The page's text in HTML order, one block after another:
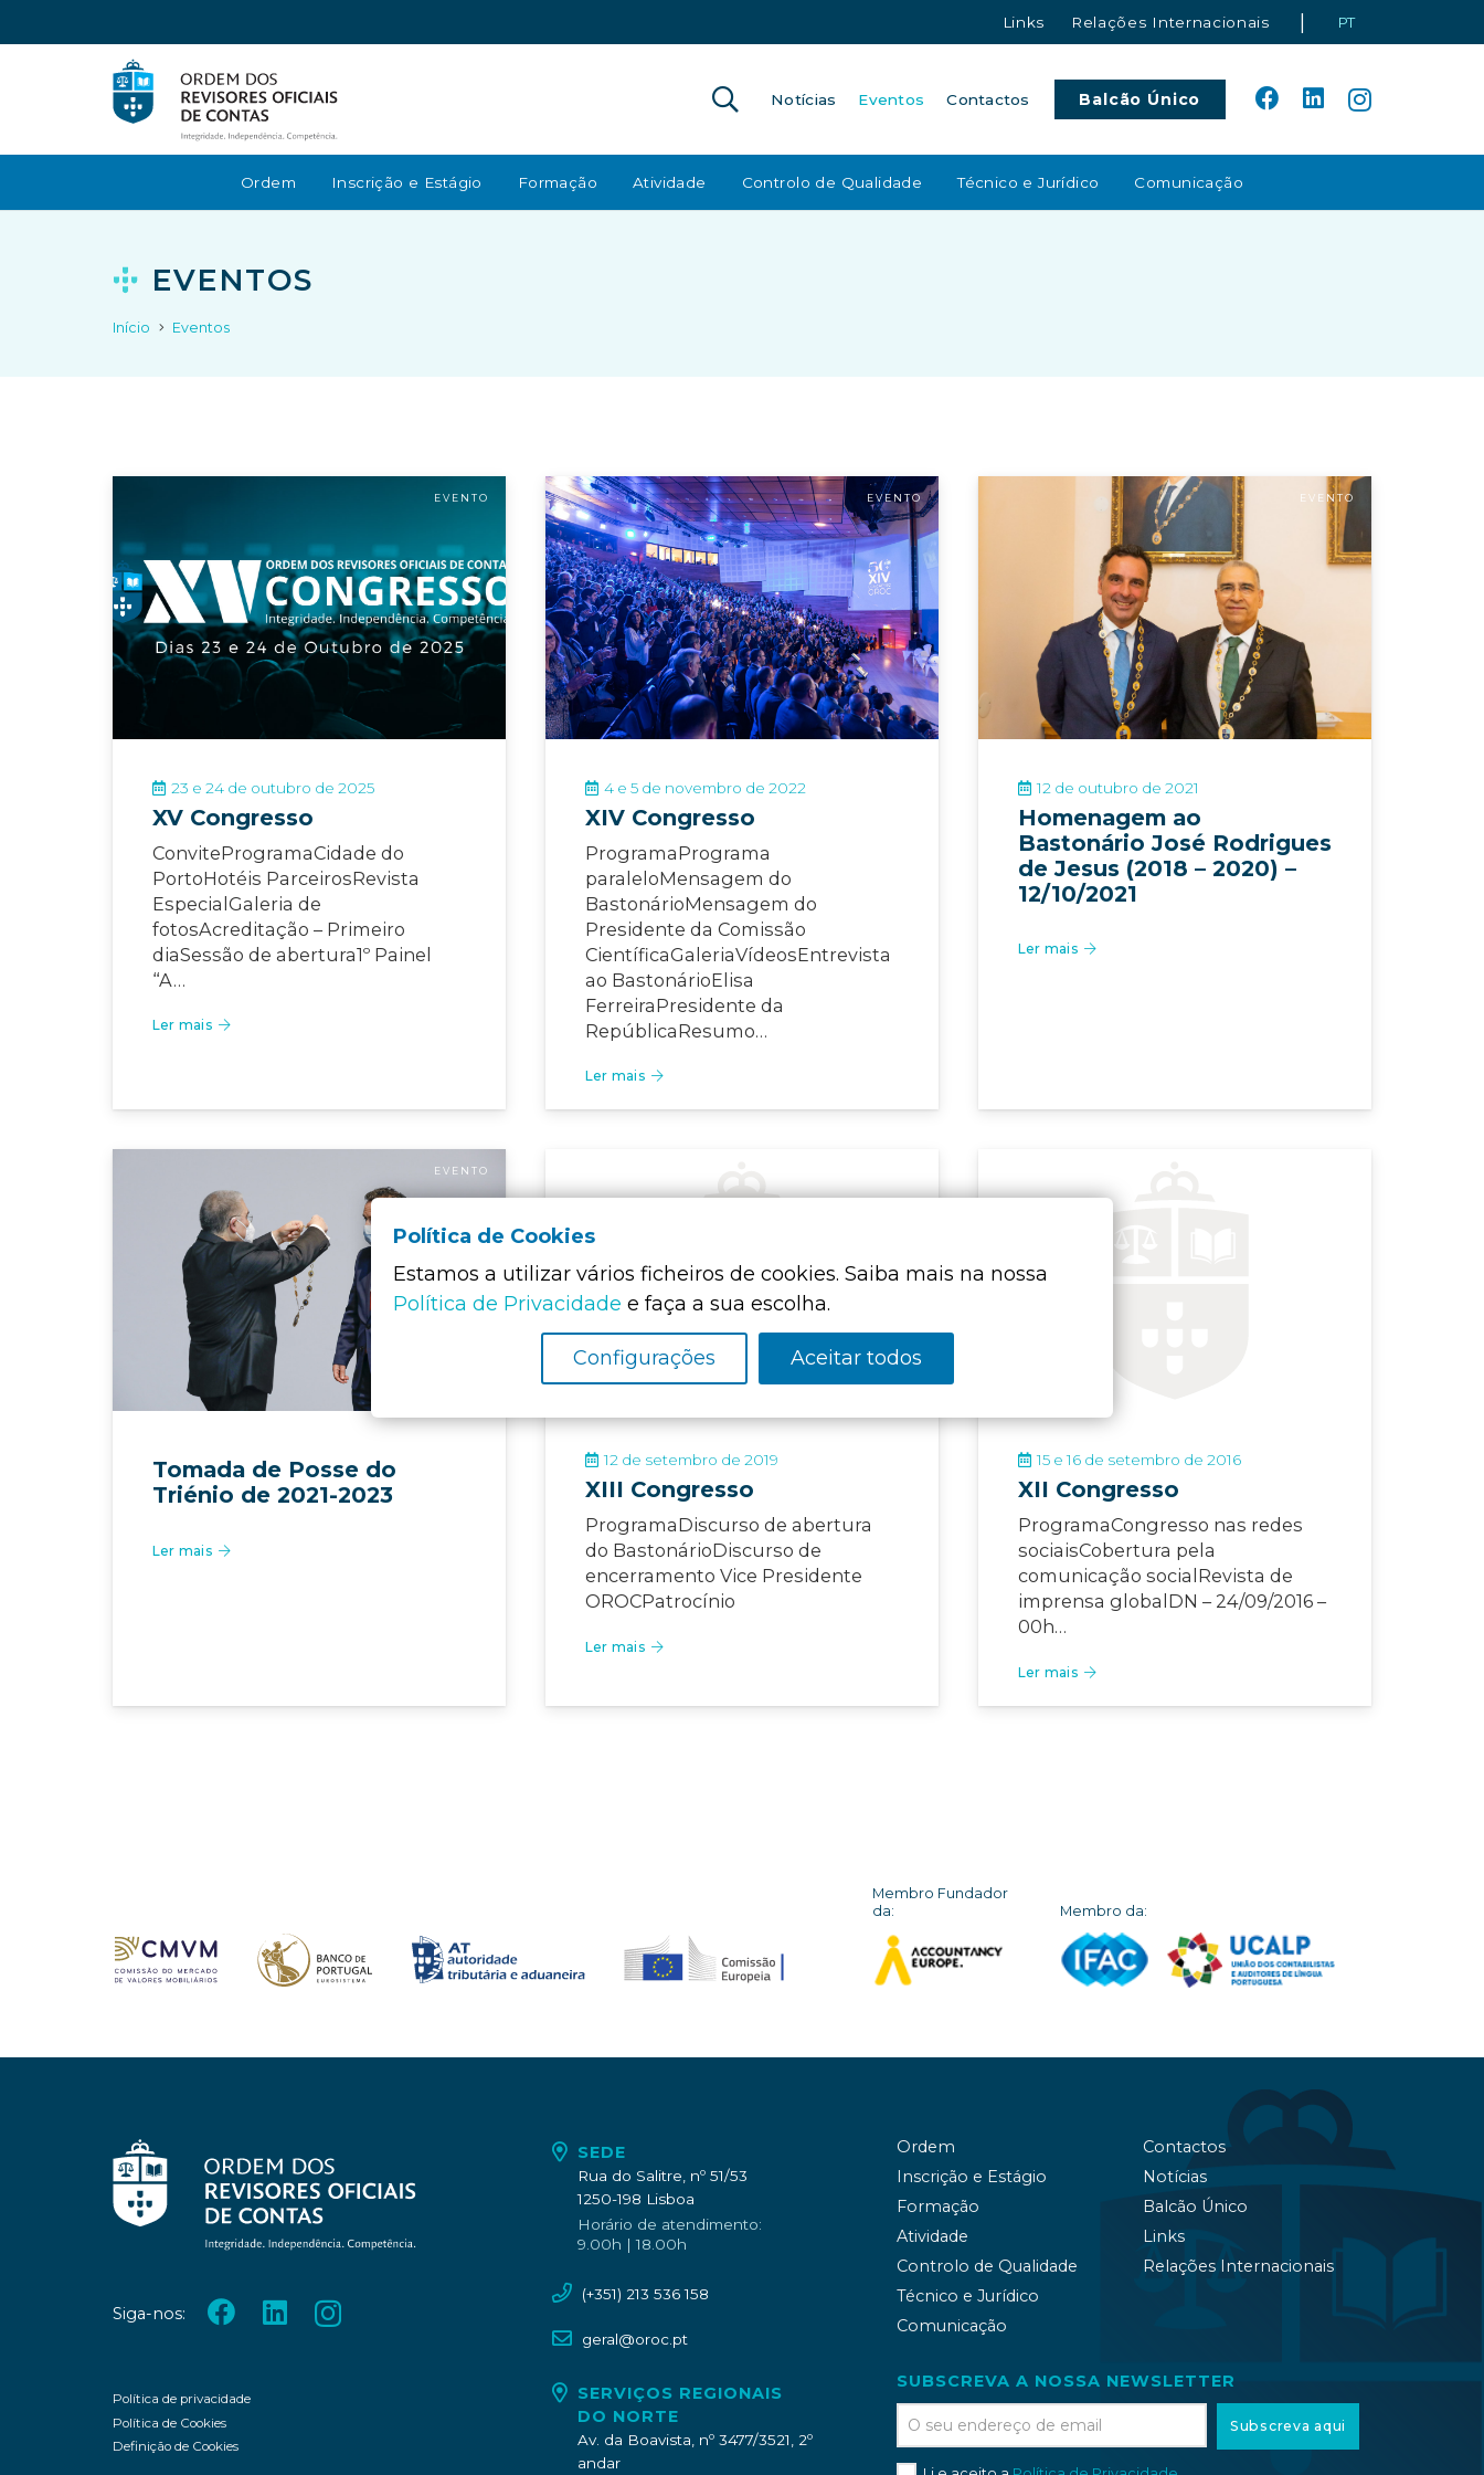
Links Relações Internacionais | PT
Notícias Eventos Contactos Balcão Único
Ordem Inscrição e Estágio Formação Atividade Controlo de Qualidade Técnico e Jurídico Comunicação
EVENTOS
Início Eventos
EVENTO
23 e 24 de outubro de 2025
XV Congresso
ConviteProgramaCidade do
PortoHotéis ParceirosRevista
EspecialGaleria de
fotosAcreditação – Primeiro
diaSessão de abertura1º Painel
“A…
Ler mais
EVENTO
4 e 5 de novembro de 2022
XIV Congresso
ProgramaPrograma
paraleloMensagem do
BastonárioMensagem do
Presidente da Comissão
CientíficaGaleriaVídeosEntrevista
ao BastonárioElisa
FerreiraPresidente da
RepúblicaResumo…
Ler mais
EVENTO
12 de outubro de 2021
Homenagem ao
Bastonário José Rodrigues
de Jesus (2018 – 2020) –
12/10/2021
Ler mais
EVENTO
Tomada de Posse do
Triénio de 2021-2023
Ler mais
12 de setembro de 2019
XIII Congresso
ProgramaDiscurso de abertura
do BastonárioDiscurso de
encerramento Vice Presidente
OROCPatrocínio
Ler mais
15 e 16 de setembro de 2016
XII Congresso
ProgramaCongresso nas redes
sociaisCobertura pela
comunicação socialRevista de
imprensa globalDN – 24/09/2016 –
00h…
Ler mais
Membro Fundador
da:
Membro da:
Siga-nos:
Política de privacidade
Política de Cookies
Definição de Cookies
SEDE
Rua do Salitre, nº 51/53
1250-198 Lisboa
Horário de atendimento:
9.00h | 18.00h
(+351) 213 536 158
geral@oroc.pt
SERVIÇOS REGIONAIS
DO NORTE
Av. da Boavista, nº 3477/3521, 2º
andar
Ordem
Inscrição e Estágio
Formação
Atividade
Controlo de Qualidade
Técnico e Jurídico
Comunicação
Contactos
Notícias
Balcão Único
Links
Relações Internacionais
SUBSCREVA A NOSSA NEWSLETTER
Subscreva aqui
Política de Cookies
Estamos a utilizar vários ficheiros de cookies. Saiba mais na nossa
Política de Privacidade e faça a sua escolha.
Configurações Aceitar todos